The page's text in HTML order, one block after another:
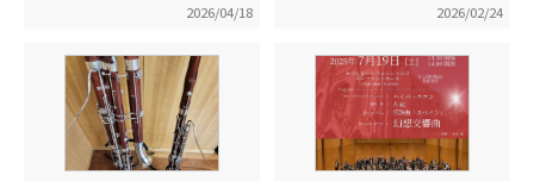
2026/04/18 2026/02/24